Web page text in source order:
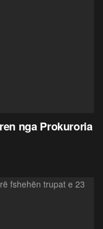
nga Prokuroria